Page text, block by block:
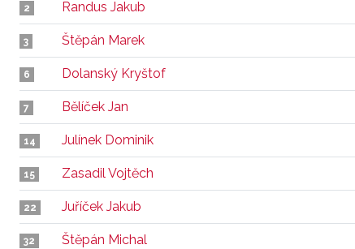
2 Randus Jakub
3 Štěpán Marek
6 Dolanský Kryštof
7 Bělíček Jan
14 Julínek Dominik
15 Zasadil Vojtěch
22 Juříček Jakub
32 Štěpán Michal